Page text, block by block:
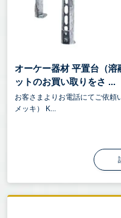
オーケー器材 平置台（
ットのお買い取りをさ ...
お客さまよりお電話にてご依頼
メッキ） K...